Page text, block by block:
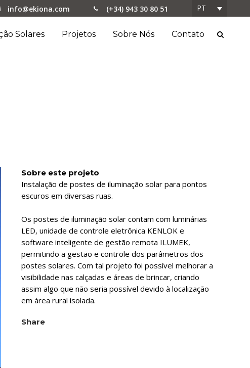
info@ekiona.com (+34) 943 30 80 51 PT
Solares Projetos Sobre Nós Contato
Sobre este projeto
Instalação de postes de iluminação solar para pontos
escuros em diversas ruas.
Os postes de iluminação solar contam com luminárias
LED, unidade de controle eletrônica KENLOK e
software inteligente de gestão remota ILUMEK,
permitindo a gestão e controle dos parâmetros dos
postes solares. Com tal projeto foi possível melhorar a
visibilidade nas calçadas e áreas de brincar, criando
assim algo que não seria possível devido à localização
em área rural isolada.
Share